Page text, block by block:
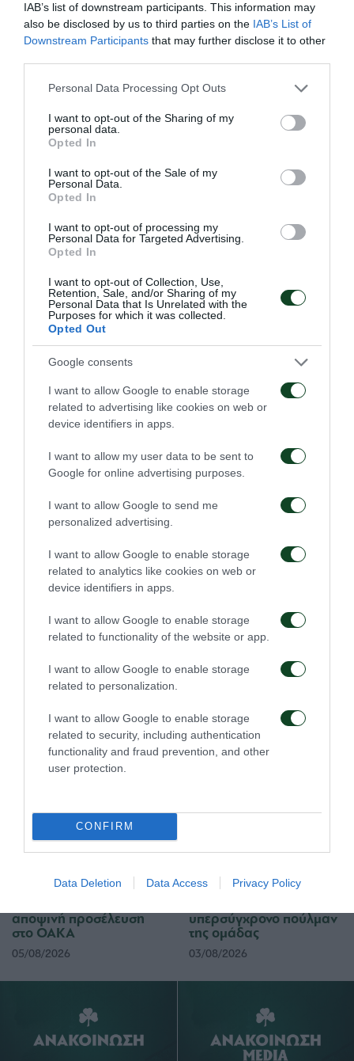
IAB’s list of downstream participants. This information may
also be disclosed by us to third parties on the IAB’s List of
Downstream Participants that may further disclose it to other
Please note that this website/app uses one or more Google
not limited to your visit or usage behaviour. You may click to
grant or deny consent to Google and its third-party tags to
use your data for below specified purposes in below Google
consent section.
Personal Data Processing Opt Outs
I want to opt-out of the Sharing of my
personal data.
Opted In
I want to opt-out of the Sale of my
Personal Data.
Opted In
I want to opt-out of processing my
Personal Data for Targeted Advertising.
Opted In
I want to opt-out of Collection, Use,
Retention, Sale, and/or Sharing of my
Personal Data that Is Unrelated with the
Purposes for which it was collected.
Opted Out
Google consents
I want to allow Google to enable storage
related to advertising like cookies on web or
device identifiers in apps.
I want to allow my user data to be sent to
Google for online advertising purposes.
I want to allow Google to send me
personalized advertising.
I want to allow Google to enable storage
related to analytics like cookies on web or
device identifiers in apps.
I want to allow Google to enable storage
related to functionality of the website or app.
I want to allow Google to enable storage
related to personalization.
I want to allow Google to enable storage
related to security, including authentication
functionality and fraud prevention, and other
user protection.
CONFIRM
Data Deletion Data Access Privacy Policy
ημέρα του αγώνα θα γίνεται με επίδειξη
αστυνομικής ταυτότητας) και θα ικανοποιηθούν κατά
υψηλής αναγνωσιμότητας.
Το ίδιο θα ισχύσει και για τους φωτογράφους, με
κριτήριο την ικανοποίηση των αιτημάτων από τα
κύρια φωτογραφικά πρακτορεία του αθλητικού
ρεπορτάζ.
Σημειώνεται ότι διαπίστευση για τεχνικό
ραδιοφώνου θα εγκρίνεται μόνο στα ραδιόφωνα με
τηλεφωνική γραμμή για απευθείας μετάδοση. Επίσης
δεδομένης της μη λειτουργίας της αίθουσας Τύπου
και της μικτής ζώνης δεν θα εγκρίνεται διαπίστευση
τεχνικού τηλεοπτικού σταθμού, πλην φυσικά της
NOVA που έχει τα δικαιώματα μετάδοσης.
Για τον συγκεκριμένο αγώνα δεν θα
ταυτότητα δημοσιογράφου.
Η έγκριση ή η απόρριψη των αιτημάτων είναι στη
διακριτική ευχέρεια του γραφείου Τύπου του
Παναθηναϊκού. Απάντηση από το γραφείο Τύπου
στο ενδεχόμενο
απόρριψης αιτήματος για διαπίστευση.
θα υπάρξει ενημέρωση σε νεότερη ανακοίνωση με
αιτημάτων.
ΠΑΕ
Οδηγίες προς τους
αποψινή προσέλευση
στο ΟΑΚΑ
05/08/2026
Η ΠΑΕ Παναθηναϊκός
υπερσύγχρονο πούλμαν
της ομάδας
03/08/2026